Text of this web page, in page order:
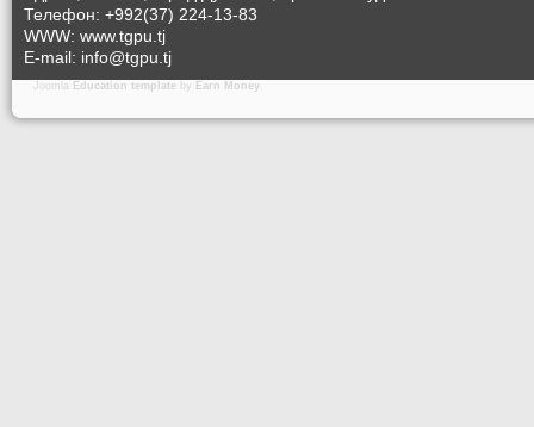
Телефон: +992(37) 224-13-83
WWW: www.tgpu.tj
E-mail: info@tgpu.tj
Joomla Education template by Earn Money.